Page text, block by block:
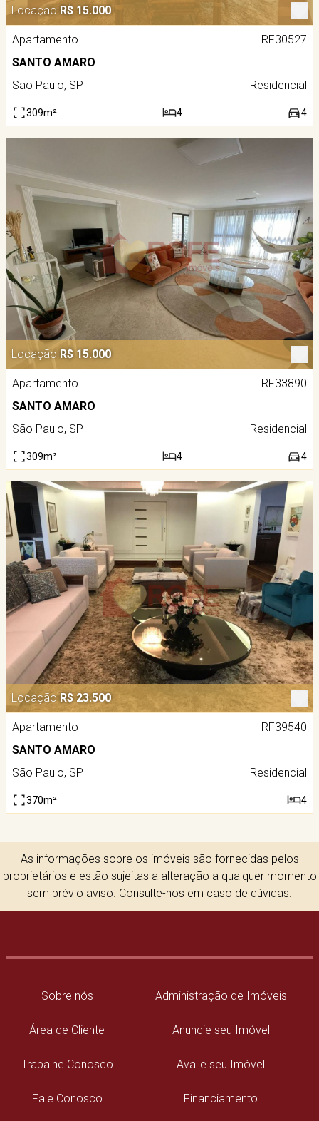
Locação R$ 15.000
Apartamento
RF30527
SANTO AMARO
São Paulo, SP
Residencial
309m² 4 4
Locação R$ 15.000
Apartamento
RF33890
SANTO AMARO
São Paulo, SP
Residencial
309m² 4 4
Locação R$ 23.500
Apartamento
RF39540
SANTO AMARO
São Paulo, SP
Residencial
370m² 4
As informações sobre os imóveis são fornecidas pelos
proprietários e estão sujeitas a alteração a qualquer momento
sem prévio aviso. Consulte-nos em caso de dúvidas.
Sobre nós
Área de Cliente
Trabalhe Conosco
Fale Conosco
Administração de Imóveis
Anuncie seu Imóvel
Avalie seu Imóvel
Financiamento